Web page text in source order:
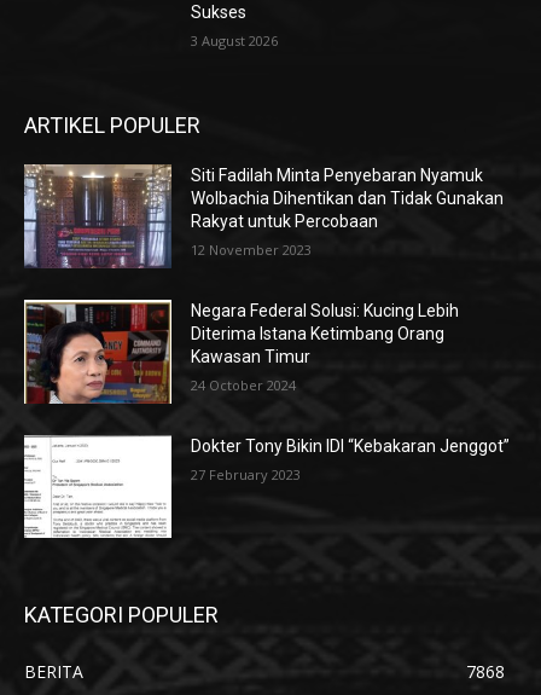
Sukses
3 August 2026
ARTIKEL POPULER
Siti Fadilah Minta Penyebaran Nyamuk
Wolbachia Dihentikan dan Tidak Gunakan
Rakyat untuk Percobaan
12 November 2023
Negara Federal Solusi: Kucing Lebih
Diterima Istana Ketimbang Orang
Kawasan Timur
24 October 2024
Dokter Tony Bikin IDI “Kebakaran Jenggot”
27 February 2023
KATEGORI POPULER
BERITA
7868